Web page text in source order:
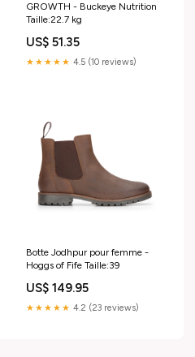
GROWTH - Buckeye Nutrition
Taille:22.7 kg
US$ 51.35
★★★★★ 4.5 (10 reviews)
Botte Jodhpur pour femme -
Hoggs of Fife Taille:39
US$ 149.95
★★★★★ 4.2 (23 reviews)